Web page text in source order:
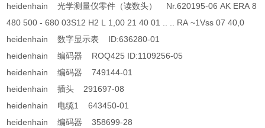
heidenhain 光学测量仪零件（读数头） Nr.620195-06 AK ERA 8
480 500 - 680 03S12 H2 L 1,00 21 40 01 .. .. RA ~1Vss 07 40,0
heidenhain 数字显示表 ID:636280-01
heidenhain 编码器 ROQ425 ID:1109256-05
heidenhain 编码器 749144-01
heidenhain 插头 291697-08
heidenhain 电缆1 643450-01
heidenhain 编码器 358699-28